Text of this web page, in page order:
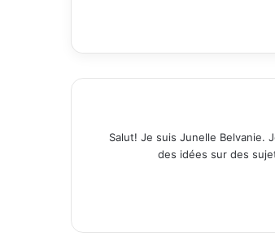
Salut! Je suis Junelle Belvanie.
des idées sur des